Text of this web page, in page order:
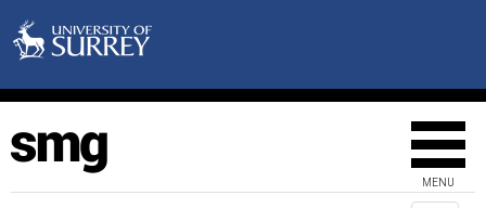
MENU
свежевать
свекор